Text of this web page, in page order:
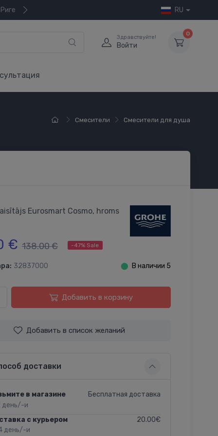
RU
Здравствуйте!
Войти
0
Смесители Смесители для душа
Eurosmart Cosmo, hroms
€ 138.00 € -47% Sale
32837000 ⬤ В наличии 5
Добавить в корзину
Добавить в список желаний
доставки
в магазине
день/-и
Бесплатная доставка
с курьером
день/-и
20.00€